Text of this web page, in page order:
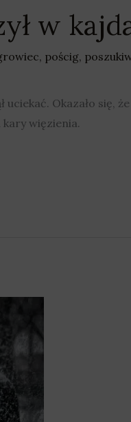
w
, pościg,
Okazało się,
więzienia.